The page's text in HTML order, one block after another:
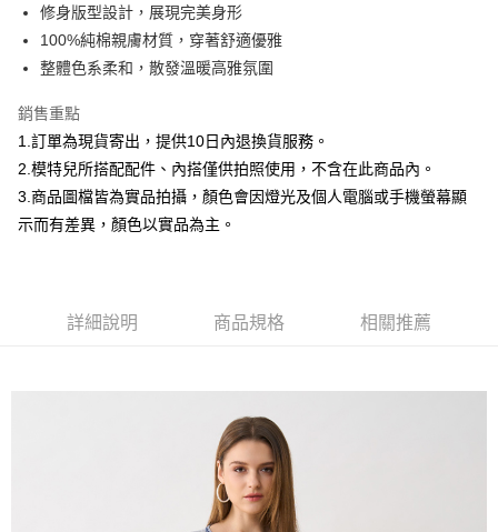
上海商業儲蓄銀行
國泰世華商業銀行
兆豐國際商業銀行
臺灣中小企業銀行
台中商業銀行
聯邦商業銀行
元大商業銀行
永豐商業銀行
台新國際商業銀行
中國信託商業銀行
台灣樂天信用卡公司
LINE Pay
Apple Pay
悠遊付
Google Pay
全盈+PAY
【大哥付你分期使用說明】
1.本服務由台灣大哥大提供，台灣大哥大用戶可立即使用無須另外申請。
3.實際核准額度、可分期數及費用金額請依後續交易確認頁面所載為準。
4.訂單成立30分鐘內，如未前往確認交易或遇審核未通過，訂單將自動取
消。如遇「轉專審核」未通過狀況，表示未達大哥付你分期系統評分，恕無
1.分期款項不併入電信帳單，「大哥付你分期」於每月結算日後寄送繳費提
AFTEE先享後付
１．簡單：不需註冊會員、不需綁卡、不需儲值。
２．便利：只要手機號碼，簡訊認證，即可結帳。
３．安心：先確認商品／服務後，再付款。
【「AFTEE先享後付」結帳流程】
每筆NT$120，滿NT$2,000(含以上)免運費
修身版型設計，展現完美身形
100%純棉親膚材質，穿著舒適優雅
整體色系柔和，散發溫暖高雅氛圍
銷售重點
1.訂單為現貨寄出，提供10日內退換貨服務。
2.模特兒所搭配配件、內搭僅供拍照使用，不含在此商品內。
3.商品圖檔皆為實品拍攝，顏色會因燈光及個人電腦或手機螢幕顯
示而有差異，顏色以實品為主。
詳細說明 商品規格 相關推薦